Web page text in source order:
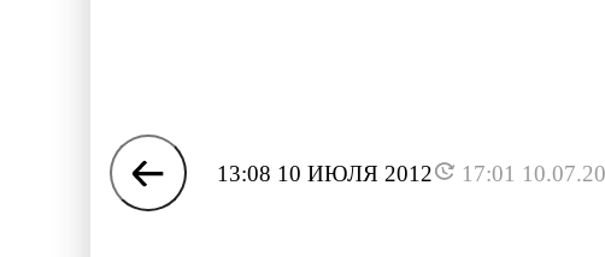
13:08 10 ИЮЛЯ 2012 17:01